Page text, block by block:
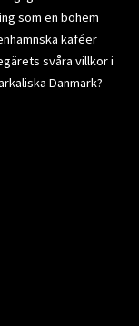
som en bohem
kaféer
svåra villkor i
Danmark?